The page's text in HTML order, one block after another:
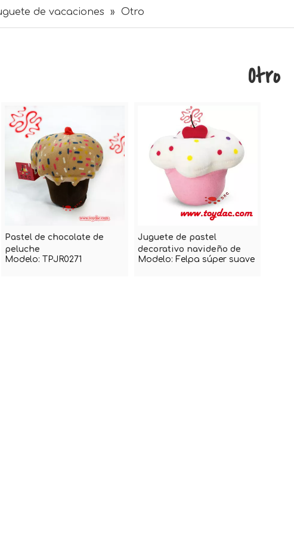
de vacaciones » Otro
Otro
Pastel de chocolate de
peluche
Modelo: TPJR0271
Juguete de pastel
decorativo navideño de
felpa
Modelo: Felpa súper suave